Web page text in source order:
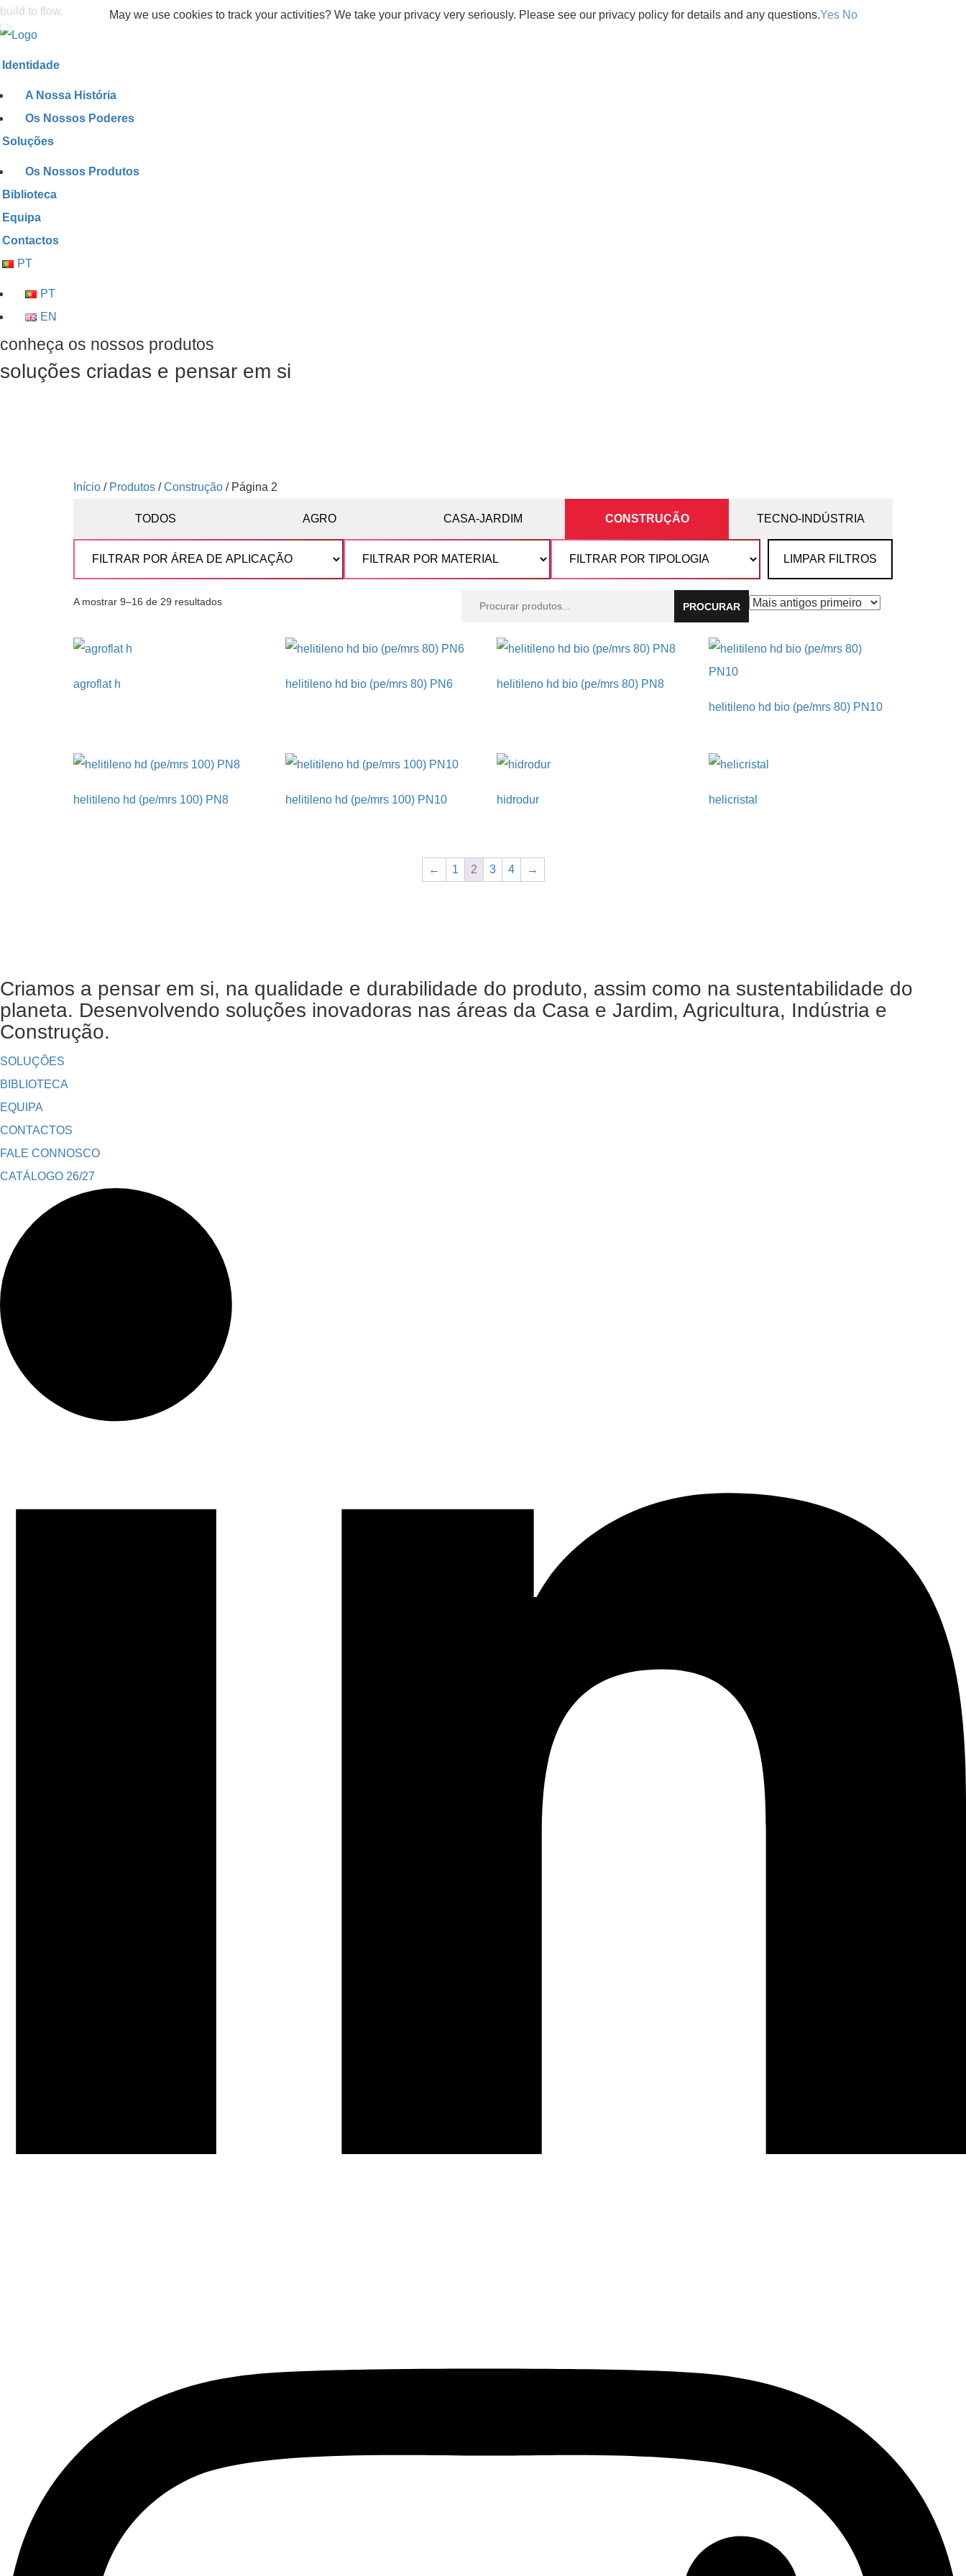
build to flow.
Identidade
A Nossa História
Os Nossos Poderes
Soluções
Os Nossos Produtos
Biblioteca
Equipa
Contactos
PT
PT
EN
conheça os nossos produtos
soluções criadas e pensar em si
Início / Produtos /Construção / Página 2
TODOS AGRO CASA-JARDIM CONSTRUÇÃO TECNO-INDÚSTRIA
LIMPAR FILTROS
A mostrar 9–16 de 29 resultados
produtos:
PROCURAR
agroflat h helitileno hd bio (pe/mrs 80) PN6
helitileno hd bio (pe/mrs 80) PN8
helitileno hd bio (pe/mrs 80) PN10
helitileno hd (pe/mrs 100) PN8 helitileno hd (pe/mrs 100) PN10 hidrodur helicristal
← 1 2 3 4 →
Criamos a pensar em si, na qualidade e durabilidade do produto, assim como na sustentabilidade do
planeta. Desenvolvendo soluções inovadoras nas áreas da Casa e Jardim, Agricultura, Indústria e
Construção.
SOLUÇÕES
BIBLIOTECA
EQUIPA
CONTACTOS
FALE CONNOSCO
CATÁLOGO 26/27
May we use cookies to track your activities? We take your privacy very seriously. Please see our privacy policy for details and any questions.Yes No